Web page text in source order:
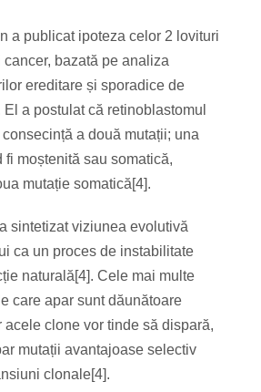
a publicat ipoteza celor 2 lovituri
cancer, bazată pe analiza
ereditare și sporadice de
a postulat că retinoblastomul
a două mutații; una
fi moștenită sau somatică,
mutație somatică[4].
sintetizat viziunea evolutivă
ca un proces de instabilitate
naturală[4]. Cele mai multe
care apar sunt dăunătoare
acele clone vor tinde să dispară,
mutații avantajoase selectiv
clonale[4].